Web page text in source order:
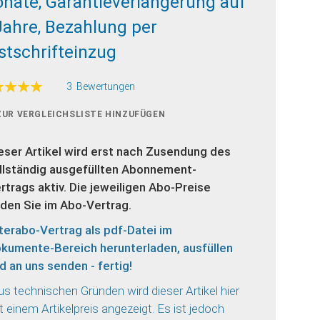
Bezahlung per
3 Bewertungen
VERGLEICHSLISTE HINZUFÜGEN
Artikel wird erst nach Zusendung des
ausgefüllten Abonnement-
aktiv. Die jeweiligen Abo-Preise
Sie im Abo-Vertrag.
Vertrag als pdf-Datei im
Bereich herunterladen, ausfüllen
an uns senden - fertig!
technischen Gründen wird dieser Artikel hier
einem Artikelpreis angezeigt. Es ist jedoch